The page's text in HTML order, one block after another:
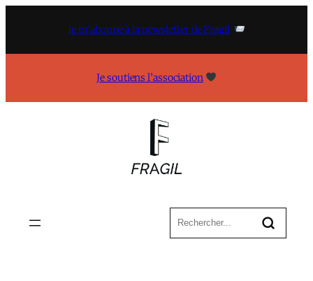
Je m’abonne à la newsletter de Fragil
Je soutiens l’association